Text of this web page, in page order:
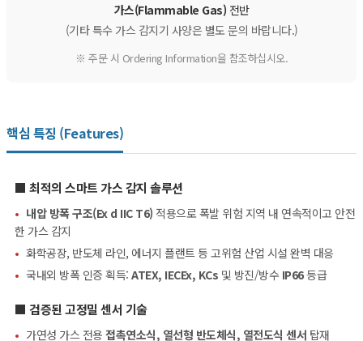
가스(Flammable Gas) 전반
(기타 특수 가스 감지기 사양은 별도 문의 바랍니다.)
※ 주문 시 Ordering Information을 참조하십시오.
핵심 특징 (Features)
■ 최적의 스마트 가스 감지 솔루션
• 내압 방폭 구조(Ex d IIC T6) 적용으로 폭발 위험 지역 내 연속적이고 안전
한 가스 감지
• 화학공장, 반도체 라인, 에너지 플랜트 등 고위험 산업 시설 완벽 대응
• 국내외 방폭 인증 획득: ATEX, IECEx, KCs 및 방진/방수 IP66등급
■ 검증된 고정밀 센서 기술
• 가연성 가스 전용 접촉연소식, 열선형 반도체식, 열전도식 센서 탑재